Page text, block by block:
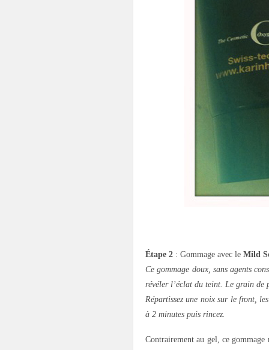
Étape 2 : Gommage avec le Mild
Ce gommage doux, sans agents
révéler l’éclat du teint. Le grain de
Répartissez une noix sur le front,
à 2 minutes puis rincez.
Contrairement au gel, ce gommage